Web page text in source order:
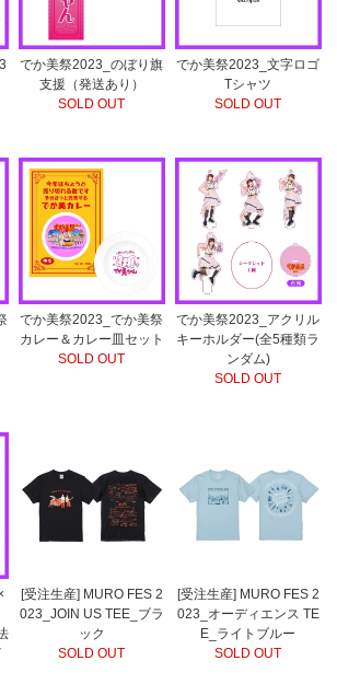
でか美祭2023_のぼり旗
支援（発送あり）
SOLD OUT
でか美祭2023_文字ロゴ
Tシャツ
SOLD OUT
でか美祭2023_でか美祭
カレー＆カレー皿セット
SOLD OUT
でか美祭2023_アクリル
キーホルダー(全5種類ラ
ンダム)
SOLD OUT
[受注生産] MURO FES 2
023_JOIN US TEE_ブラ
ック
SOLD OUT
[受注生産] MURO FES 2
023_オーディエンス TE
E_ライトブルー
SOLD OUT